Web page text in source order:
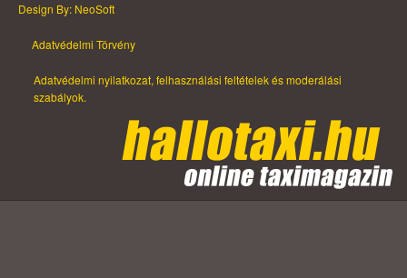
Design By: NeoSoft
Adatvédelmi Törvény
Adatvédelmi nyilatkozat, felhasználási feltételek és moderálási
szabályok.